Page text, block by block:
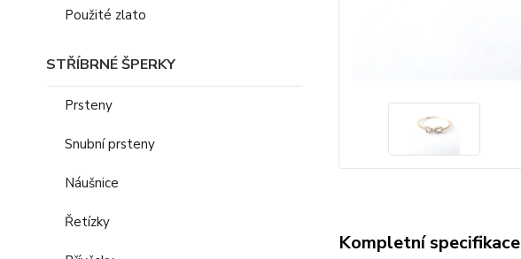
Použité zlato
STŘÍBRNÉ ŠPERKY
Prsteny
Snubní prsteny
Náušnice
Řetízky
Kompletní specifikace